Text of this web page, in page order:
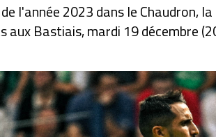
l'année 2023 dans le Chaudron,
aux Bastiais, mardi 19 décembre